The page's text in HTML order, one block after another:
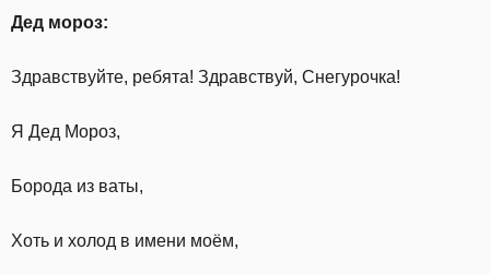
Дед мороз:
Здравствуйте, ребята! Здравствуй, Снегурочка!
Я Дед Мороз,
Борода из ваты,
Хоть и холод в имени моём,